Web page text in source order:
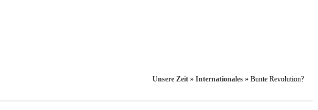
Unsere Zeit » Internationales » Bunte Revolution?